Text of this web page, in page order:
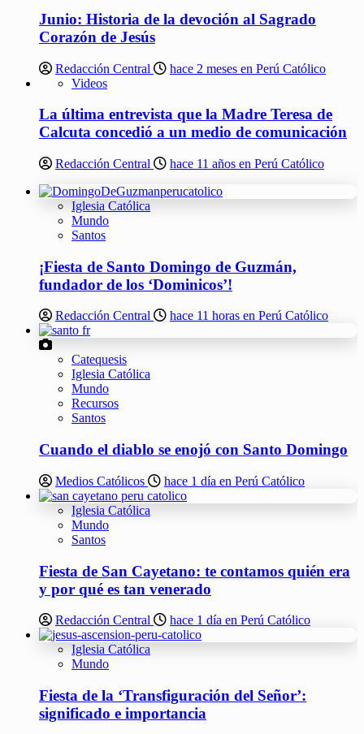
Junio: Historia de la devoción al Sagrado
Corazón de Jesús
Redacción Central
hace 2 meses en Perú Católico
Videos
La última entrevista que la Madre Teresa de
Calcuta concedió a un medio de comunicación
Redacción Central hace 11 años en Perú Católico
Iglesia Católica
Mundo
Santos
¡Fiesta de Santo Domingo de Guzmán,
fundador de los ‘Dominicos’!
Redacción Central hace 11 horas en Perú Católico
Catequesis
Iglesia Católica
Mundo
Recursos
Santos
Cuando el diablo se enojó con Santo Domingo
Medios Católicos hace 1 día en Perú Católico
Iglesia Católica
Mundo
Santos
Fiesta de San Cayetano: te contamos quién era
y por qué es tan venerado
Redacción Central hace 1 día en Perú Católico
Iglesia Católica
Mundo
Fiesta de la ‘Transfiguración del Señor’:
significado e importancia